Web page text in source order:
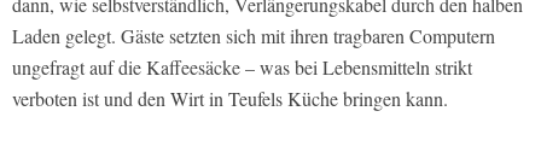
Laden gelegt. Gäste setzten sich mit ihren tragbaren Computern
ungefragt auf die Kaffeesäcke – was bei Lebensmitteln strikt
verboten ist und den Wirt in Teufels Küche bringen kann.